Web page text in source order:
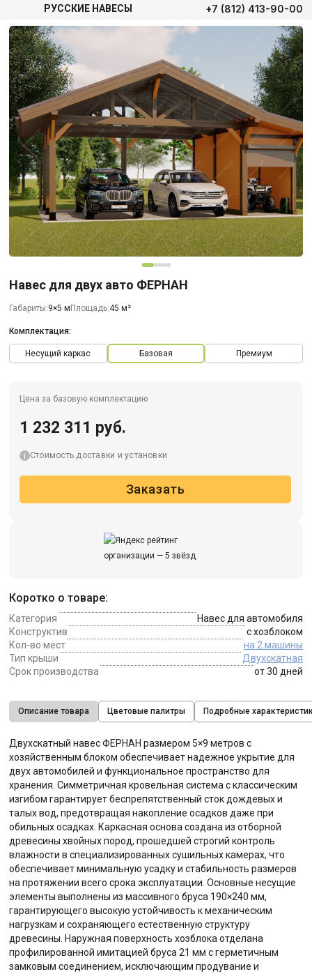
РУССКИЕ НАВЕСЫ +7 (812) 413-90-00
Навес для двух авто ФЕРНАН
Габариты:9×5 м Площадь:45 м²
Комплектация:
Несущий каркас Базовая Премиум
Коротко о товаре:
Категория
Навес для автомобиля
Конструктив
с хозблоком
Кол-во мест
на 2 машины
Тип крыши
Двухскатная
Срок производства
от 30 дней
Цена за базовую комплектацию
1 232 311 руб.
Стоимость доставки и установки
Заказать
Описание товара Цветовые палитры Подробные
Двухскатный навес ФЕРНАН размером 5×9 метров с
хозяйственным блоком обеспечивает надежное укрытие для
двух автомобилей и функциональное пространство для
хранения. Симметричная кровельная система с классическим
изгибом гарантирует беспрепятственный сток дождевых и
талых вод, предотвращая накопление осадков даже при
обильных осадках. Каркасная основа создана из отборной
древесины хвойных пород, прошедшей строгий контроль
влажности в специализированных сушильных камерах, что
обеспечивает минимальную усадку и стабильность размеров
на протяжении всего срока эксплуатации. Основные несущие
элементы выполнены из массивного бруса 190×240 мм,
гарантирующего высокую устойчивость к механическим
нагрузкам и сохраняющего естественную структуру
древесины. Наружная поверхность хозблока отделана
профилированной имитацией бруса 21 мм с герметичным
замковым соединением, исключающим продувание и